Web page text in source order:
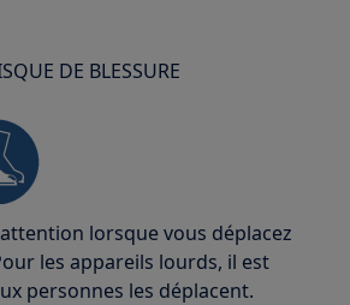
DE BLESSURE
lorsque vous déplacez
les appareils lourds, il est
personnes les déplacent.